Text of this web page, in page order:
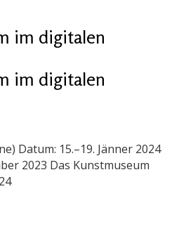
im digitalen
im digitalen
Datum: 15.–19. Jänner 2024
2023 Das Kunstmuseum